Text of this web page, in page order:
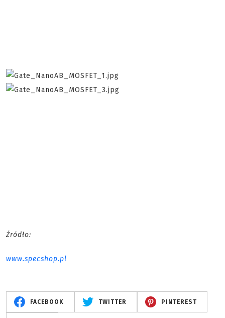
Źródło:
www.specshop.pl
FACEBOOK TWITTER PINTEREST